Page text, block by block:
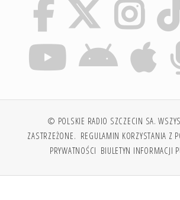
© POLSKIE RADIO SZCZECIN SA.
ZASTRZEŻONE. REGULAMIN KORZYSTANIA Z
PRYWATNOŚCI BIULETYN INFORMACJI